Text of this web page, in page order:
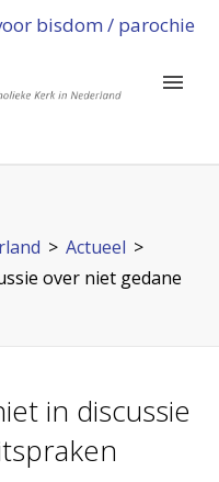
bisdom / parochie
> Actueel >
over niet gedane
in discussie